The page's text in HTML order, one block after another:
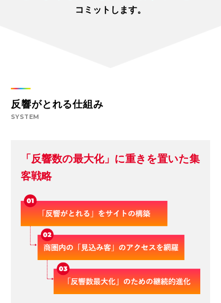
コミットします。
反響がとれる仕組み
SYSTEM
「反響数の最大化」に重きを置いた集
客戦略